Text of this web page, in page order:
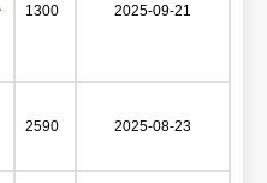
1300 2025-09-21
2590 2025-08-23